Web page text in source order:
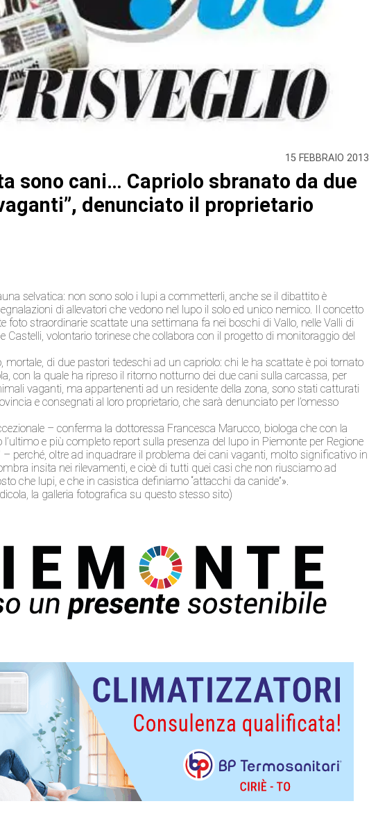
15 FEBBRAIO 2013
sono cani… Capriolo sbranato da due
denunciato il proprietario
selvatica: non sono solo i lupi a commetterli, anche se il dibattito è
di allevatori che vedono nel lupo il solo ed unico nemico. Il concetto
foto straordinarie scattate una settimana fa nei boschi di Vallo, nelle Valli di
Castelli, volontario torinese che collabora con il progetto di monitoraggio del
di due pastori tedeschi ad un capriolo: chi le ha scattate è poi tornato
con la quale ha ripreso il ritorno notturno dei due cani sulla carcassa, per
vaganti, ma appartenenti ad un residente della zona, sono stati catturati
e consegnati al loro proprietario, che sarà denunciato per l’omesso
– conferma la dottoressa Francesca Marucco, biologa che con la
e più completo report sulla presenza del lupo in Piemonte per Regione
– perché, oltre ad inquadrare il problema dei cani vaganti, molto significativo in
insita nei rilevamenti, e cioè di tutti quei casi che non riusciamo ad
che lupi, e che in casistica definiamo “attacchi da canide”».
la galleria fotografica su questo stesso sito)